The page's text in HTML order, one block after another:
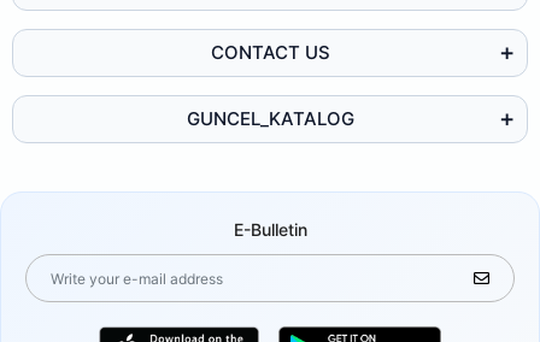
CONTACT US
GUNCEL_KATALOG
E-Bulletin